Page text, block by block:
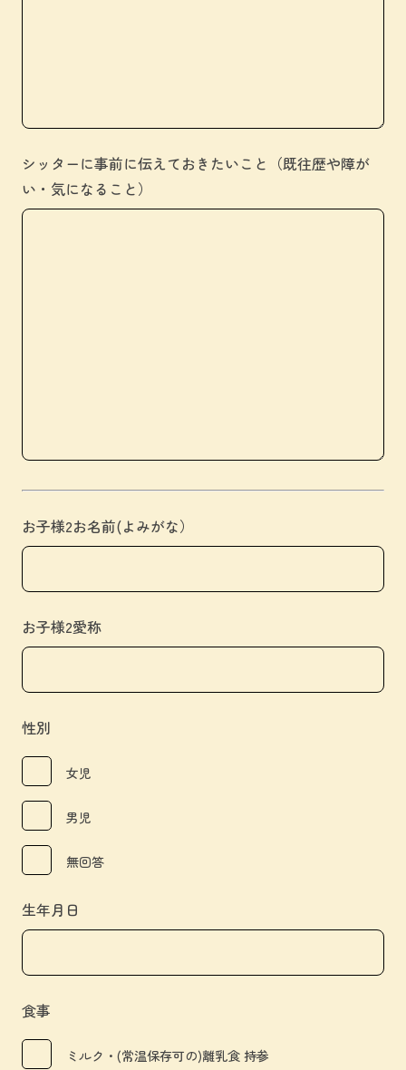
シッターに事前に伝えておきたいこと（既往歴や障が
い・気になること）
お子様2お名前(よみがな）
お子様2愛称
性別
女児
男児
無回答
生年月日
食事
ミルク・(常温保存可の)離乳食 持参